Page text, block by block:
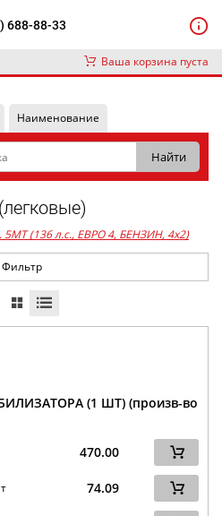
688-88-33
Ваша корзина пуста
Наименование
5MT (136 л.с., ЕВРО 4, БЕНЗИН, 4x2)
Фильтр
(1 ШТ) (произв-во
470.00
74.09